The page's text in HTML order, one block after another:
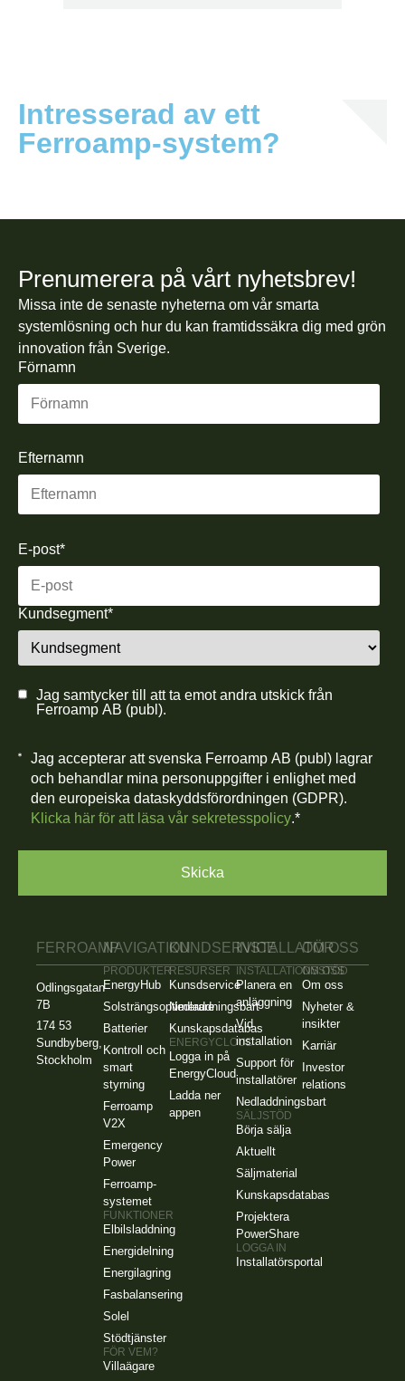
Intresserad av ett
Ferroamp-system?
Prenumerera på vårt nyhetsbrev!
Missa inte de senaste nyheterna om vår smarta
systemlösning och hur du kan framtidssäkra dig med grön
innovation från Sverige.
Förnamn
Efternamn
E-post*
Kundsegment*
Jag samtycker till att ta emot andra utskick från
Ferroamp AB (publ).
Jag accepterar att svenska Ferroamp AB (publ) lagrar
och behandlar mina personuppgifter i enlighet med
den europeiska dataskyddsförordningen (GDPR).
Klicka här för att läsa vår sekretesspolicy.*
FERROAMP
Odlingsgatan
7B
174 53
Sundbyberg,
Stockholm
NAVIGATION
PRODUKTER
EnergyHub
Solsträngsoptimerare
Batterier
Kontroll och
smart
styrning
Ferroamp
V2X
Emergency
Power
Ferroamp-
systemet
FUNKTIONER
Elbilsladdning
Energidelning
Energilagring
Fasbalansering
Solel
Stödtjänster
FÖR VEM?
Villaägare
KUNDSERVICE
RESURSER
Kunsdservice
Nedladdningsbart
Kunskapsdatabas
ENERGYCLOUD
Logga in på
EnergyCloud
Ladda ner
appen
INSTALLATÖR
INSTALLATIONSSTÖD
Planera en
anläggning
Vid
installation
Support för
installatörer
Nedladdningsbart
SÄLJSTÖD
Börja sälja
Aktuellt
Säljmaterial
Kunskapsdatabas
Projektera
PowerShare
LOGGA IN
Installatörsportal
OM OSS
OM OSS
Om oss
Nyheter &
insikter
Karriär
Investor
relations